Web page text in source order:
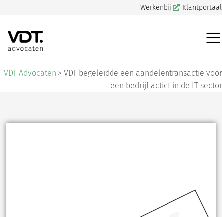
Werkenbij Klantportaal
VDT Advocaten > VDT begeleidde een aandelentransactie voor
een bedrijf actief in de IT sector